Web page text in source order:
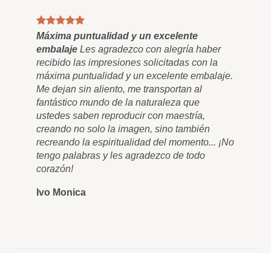
Máxima puntualidad y un excelente
embalaje Les agradezco con alegría haber
recibido las impresiones solicitadas con la
máxima puntualidad y un excelente embalaje.
Me dejan sin aliento, me transportan al
fantástico mundo de la naturaleza que
ustedes saben reproducir con maestría,
creando no solo la imagen, sino también
recreando la espiritualidad del momento... ¡No
tengo palabras y les agradezco de todo
corazón!
Ivo Monica